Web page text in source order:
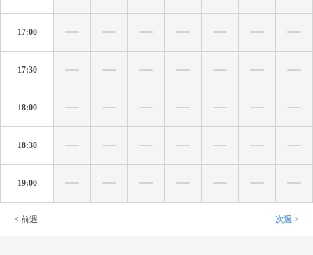
17:00
17:30
18:00
18:30
19:00
< 前週 次週 >